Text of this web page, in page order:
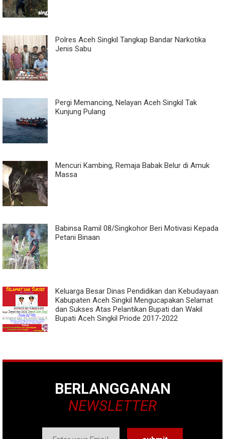
Polres Aceh Singkil Tangkap Bandar Narkotika
Jenis Sabu
Pergi Memancing, Nelayan Aceh Singkil Tak
Kunjung Pulang
Mencuri Kambing, Remaja Babak Belur di Amuk
Massa
Babinsa Ramil 08/Singkohor Beri Motivasi Kepada
Petani Binaan
Keluarga Besar Dinas Pendidikan dan Kebudayaan
Kabupaten Aceh Singkil Mengucapakan Selamat
dan Sukses Atas Pelantikan Bupati dan Wakil
Bupati Aceh Singkil Priode 2017-2022
BERLANGGANAN
NEWSLETTER